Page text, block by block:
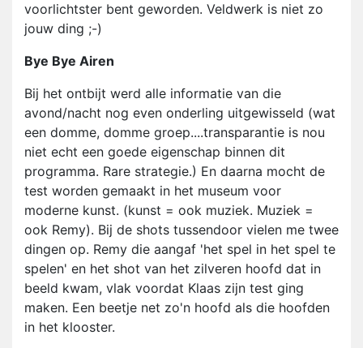
voorlichtster bent geworden. Veldwerk is niet zo
jouw ding ;-)
Bye Bye Airen
Bij het ontbijt werd alle informatie van die
avond/nacht nog even onderling uitgewisseld (wat
een domme, domme groep....transparantie is nou
niet echt een goede eigenschap binnen dit
programma. Rare strategie.) En daarna mocht de
test worden gemaakt in het museum voor
moderne kunst. (kunst = ook muziek. Muziek =
ook Remy). Bij de shots tussendoor vielen me twee
dingen op. Remy die aangaf 'het spel in het spel te
spelen' en het shot van het zilveren hoofd dat in
beeld kwam, vlak voordat Klaas zijn test ging
maken. Een beetje net zo'n hoofd als die hoofden
in het klooster.